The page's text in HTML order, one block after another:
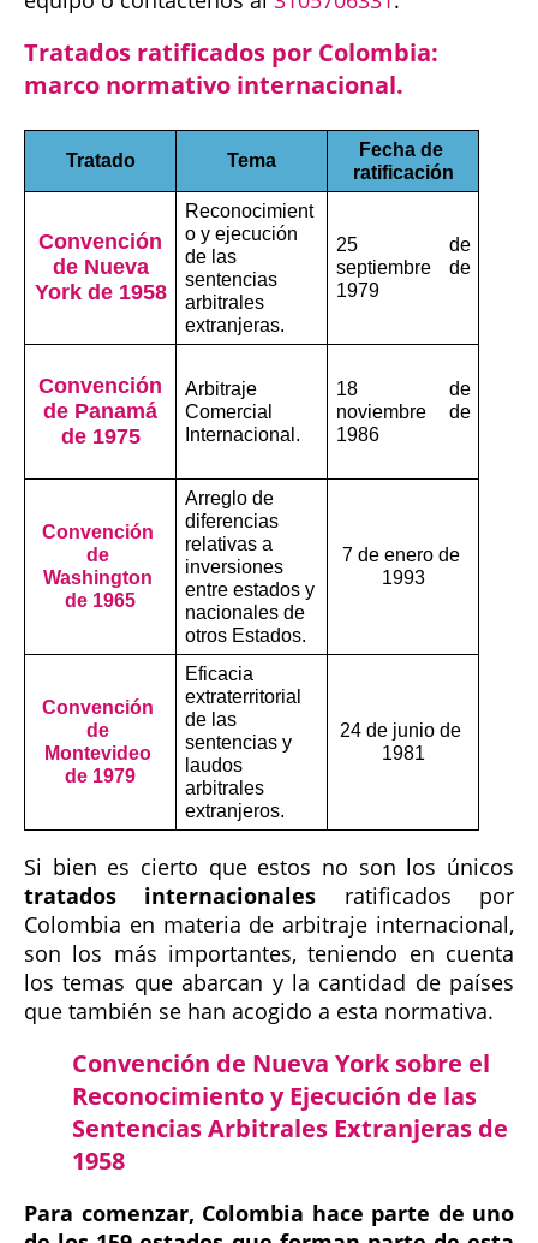
Tratados ratificados por Colombia:
marco normativo internacional.
Tratado Tema
Fecha de
ratificación
Convención
de Nueva
York de 1958
Reconocimient
o y ejecución
de las
sentencias
arbitrales
extranjeras.
25 de
septiembre de
1979
Convención
de Panamá
de 1975
Arbitraje
Comercial
Internacional.
18 de
noviembre de
1986
Convención
de
Washington
de 1965
Arreglo de
diferencias
relativas a
inversiones
entre estados y
nacionales de
otros Estados.
7 de enero de
1993
Convención
de
Montevideo
de 1979
Eficacia
extraterritorial
de las
sentencias y
laudos
arbitrales
extranjeros.
24 de junio de
1981
Si bien es cierto que estos no son los únicos
tratados internacionales ratificados por
Colombia en materia de arbitraje internacional,
son los más importantes, teniendo en cuenta
los temas que abarcan y la cantidad de países
que también se han acogido a esta normativa.
Convención de Nueva York sobre el
Reconocimiento y Ejecución de las
Sentencias Arbitrales Extranjeras de
1958
Para comenzar, Colombia hace parte de uno